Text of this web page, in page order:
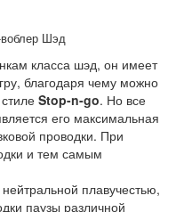
Шэд
класса шэд, он имеет
благодаря чему можно
Stop-n-go. Но все
его максимальная
проводки. При
и тем самым
плавучестью,
паузы различной